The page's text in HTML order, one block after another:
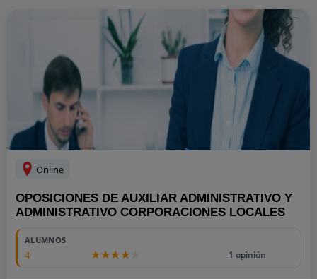
Online
OPOSICIONES DE AUXILIAR ADMINISTRATIVO Y
ADMINISTRATIVO CORPORACIONES LOCALES
ALUMNOS
4 1 opinión